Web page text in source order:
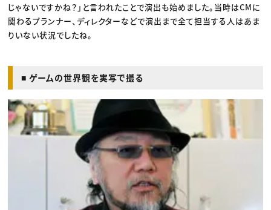
じゃないですかね？」と言われたことで演出も始めました。当時はCMに
関わるプランナー、ディレクターなどで演出まで全て担当する人はあま
りいない状況でしたね。
■ ゲームの世界観を実写で撮る